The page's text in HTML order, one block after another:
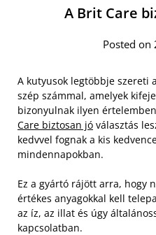
A Brit Care
Posted on
A kutyusok legtöbbje szereti
szép számmal, amelyek
bizonyulnak ilyen
Care biztosan jó választás
kedvvel fognak a kis
mindennapokban.
Ez a gyártó rájött arra, hogy
értékes anyagokkal kell
az íz, az illat és úgy
kapcsolatban.